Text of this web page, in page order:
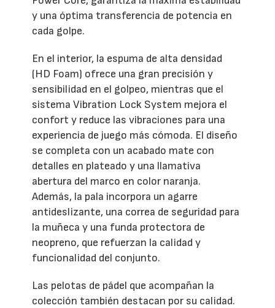
y una óptima transferencia de potencia en
cada golpe.
En el interior, la espuma de alta densidad
(HD Foam) ofrece una gran precisión y
sensibilidad en el golpeo, mientras que el
sistema Vibration Lock System mejora el
confort y reduce las vibraciones para una
experiencia de juego más cómoda. El diseño
se completa con un acabado mate con
detalles en plateado y una llamativa
abertura del marco en color naranja.
Además, la pala incorpora un agarre
antideslizante, una correa de seguridad para
la muñeca y una funda protectora de
neopreno, que refuerzan la calidad y
funcionalidad del conjunto.
Las pelotas de pádel que acompañan la
colección también destacan por su calidad.